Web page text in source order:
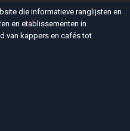
die informatieve ranglijsten en
en etablissementen in
van kappers en cafés tot